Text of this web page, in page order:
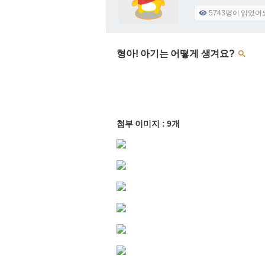
 5743명이 읽었어
형아! 아기는 어떻게 생겨요? 
첨부 이미지 : 9개